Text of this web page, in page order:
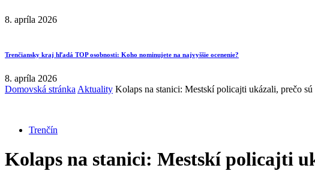
8. apríla 2026
Trenčiansky kraj hľadá TOP osobnosti: Koho nominujete na najvyššie ocenenie?
8. apríla 2026
Domovská stránka Aktuality Kolaps na stanici: Mestskí policajti ukázali, prečo
Trenčín
Kolaps na stanici: Mestskí policajti